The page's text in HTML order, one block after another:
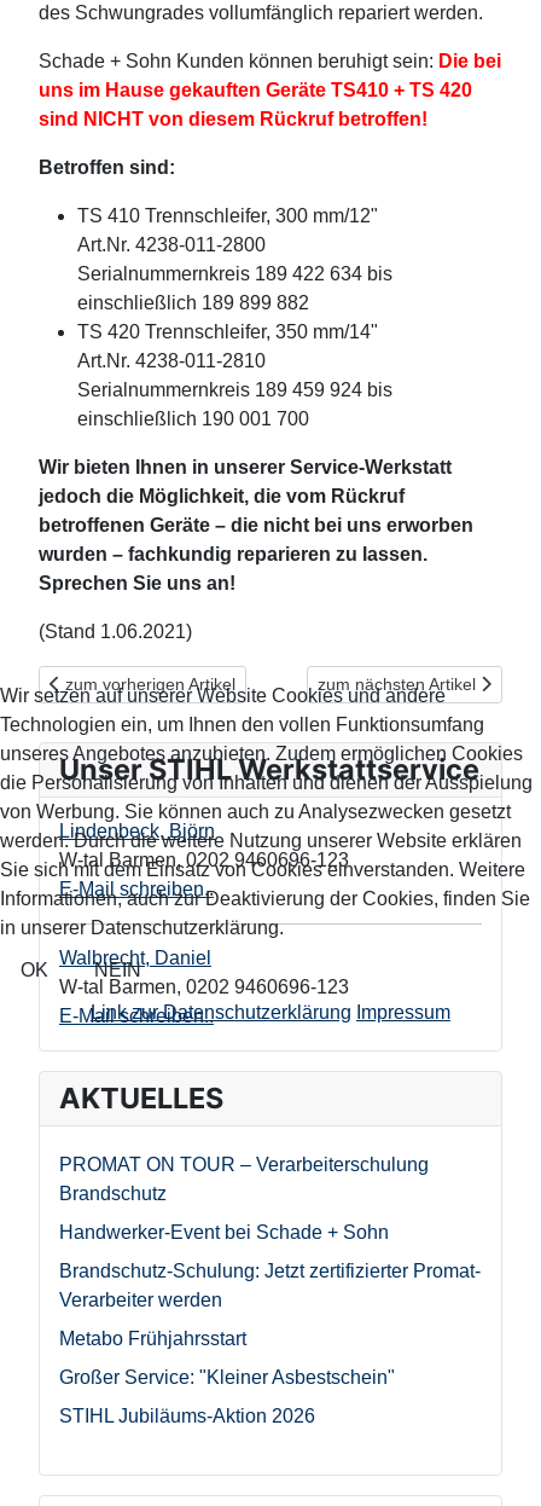
des Schwungrades vollumfänglich repariert werden.
Schade + Sohn Kunden können beruhigt sein: Die bei
uns im Hause gekauften Geräte TS410 + TS 420
sind NICHT von diesem Rückruf betroffen!
Betroffen sind:
TS 410 Trennschleifer, 300 mm/12"
Art.Nr. 4238-011-2800
Serialnummernkreis 189 422 634 bis
einschließlich 189 899 882
TS 420 Trennschleifer, 350 mm/14"
Art.Nr. 4238-011-2810
Serialnummernkreis 189 459 924 bis
einschließlich 190 001 700
Wir bieten Ihnen in unserer Service-Werkstatt
jedoch die Möglichkeit, die vom Rückruf
betroffenen Geräte – die nicht bei uns erworben
wurden – fachkundig reparieren zu lassen.
Sprechen Sie uns an!
(Stand 1.06.2021)
Vorheriger Beitrag: NEU: STIHL Service Kits für einen schnellen
zum vorherigen Artikel Nächster Beitrag: Saubere
zum nächsten Artikel
Unser STIHL Werkstattservice
Lindenbeck, Björn
W-tal Barmen, 0202 9460696-123
E-Mail schreiben..
Walbrecht, Daniel
W-tal Barmen, 0202 9460696-123
E-Mail schreiben..
AKTUELLES
PROMAT ON TOUR – Verarbeiterschulung
Brandschutz
Handwerker-Event bei Schade + Sohn
Brandschutz-Schulung: Jetzt zertifizierter Promat-
Verarbeiter werden
Metabo Frühjahrsstart
Großer Service: "Kleiner Asbestschein"
STIHL Jubiläums-Aktion 2026
Wir setzen auf unserer Website Cookies und andere
Technologien ein, um Ihnen den vollen Funktionsumfang
unseres Angebotes anzubieten. Zudem ermöglichen Cookies
die Personalisierung von Inhalten und dienen der Ausspielung
von Werbung. Sie können auch zu Analysezwecken gesetzt
werden. Durch die weitere Nutzung unserer Website erklären
Sie sich mit dem Einsatz von Cookies einverstanden. Weitere
Informationen, auch zur Deaktivierung der Cookies, finden Sie
in unserer Datenschutzerklärung.
OK NEIN
Link zur Datenschutzerklärung Impressum